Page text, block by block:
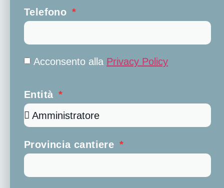
Telefono
Acconsento alla Privacy Policy
Entità
Provincia cantiere